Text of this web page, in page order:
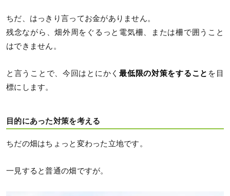
ちだ、はっきり言ってお金がありません。
残念ながら、畑外周をぐるっと電気柵、または柵で囲うこと
はできません。
と言うことで、今回はとにかく最低限の対策をすること を目
標にします。
目的にあった対策を考える
ちだの畑はちょっと変わった立地です。
一見すると普通の畑ですが。